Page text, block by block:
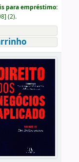
para empréstimo:
] (2).